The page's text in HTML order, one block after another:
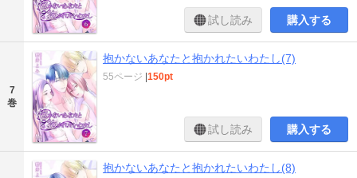
試し読み 購入する
7
巻
抱かないあなたと抱かれたいわたし(7)
55ページ 150pt
試し読み 購入する
抱かないあなたと抱かれたいわたし(8)